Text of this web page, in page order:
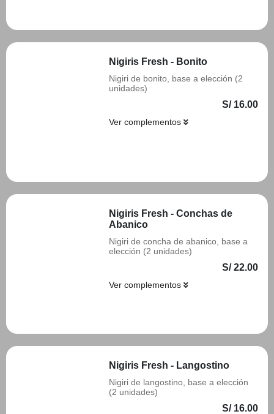
Nigiris Fresh - Bonito
Nigiri de bonito, base a elección (2
unidades)
S/ 16.00
Ver complementos
Nigiris Fresh - Conchas de
Abanico
Nigiri de concha de abanico, base a
elección (2 unidades)
S/ 22.00
Ver complementos
Nigiris Fresh - Langostino
Nigiri de langostino, base a elección
(2 unidades)
S/ 16.00